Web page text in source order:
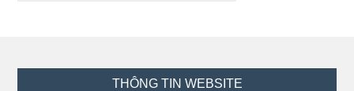
THÔNG TIN WEBSITE